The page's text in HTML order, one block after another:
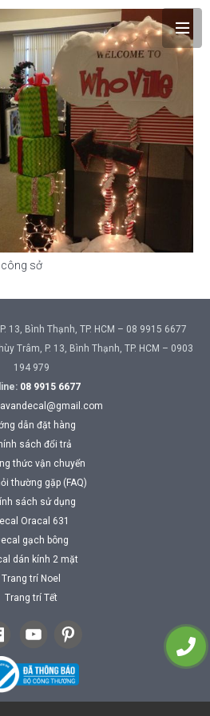
công sở
13, Bình Thạnh, TP. HCM – 08 9915 6677
Trâm, P. 13, Bình Thạnh, TP. HCM – 0903
194 979
08 9915 6677
dẫn đặt hàng
sách đổi trả
thức vận chuyển
thường gặp (FAQ)
sách sử dụng
Oracal 631
gạch bông
dán kính 2 mặt
Trang trí Noel
Trang trí Tết